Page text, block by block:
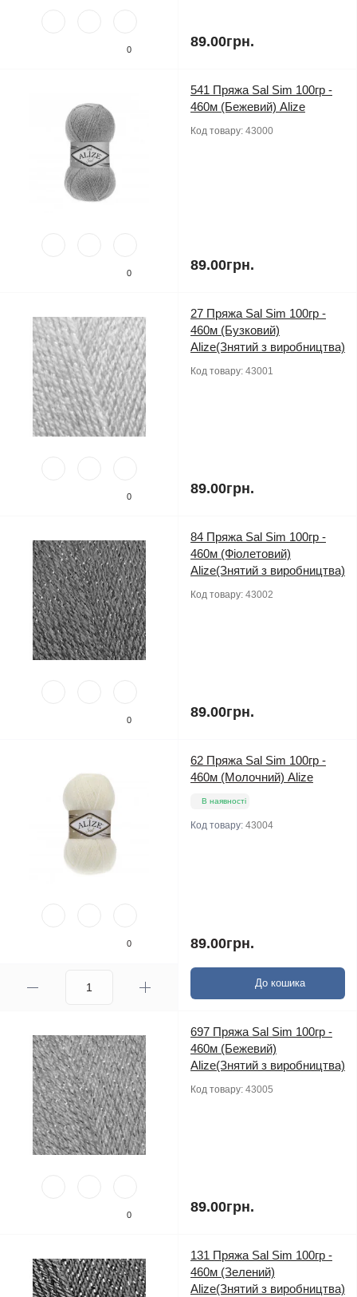
0 89.00грн.
0
541 Пряжа Sal Sim 100гр -
460м (Бежевий) Alize
Код товару: 43000
89.00грн.
0
27 Пряжа Sal Sim 100гр -
460м (Бузковий)
Alize(Знятий з виробництва)
Код товару: 43001
89.00грн.
0
84 Пряжа Sal Sim 100гр -
460м (Фіолетовий)
Alize(Знятий з виробництва)
Код товару: 43002
89.00грн.
0
62 Пряжа Sal Sim 100гр -
460м (Молочний) Alize
В наявності
Код товару: 43004
89.00грн.
До кошика
0
697 Пряжа Sal Sim 100гр -
460м (Бежевий)
Alize(Знятий з виробництва)
Код товару: 43005
89.00грн.
131 Пряжа Sal Sim 100гр -
460м (Зелений)
Alize(Знятий з виробництва)